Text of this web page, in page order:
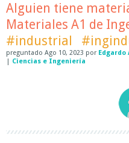
Alguien tiene
Materiales A1 de
#industrial
preguntado Ago 10, 2023 por Edgardo
| Ciencias e Ingeniería